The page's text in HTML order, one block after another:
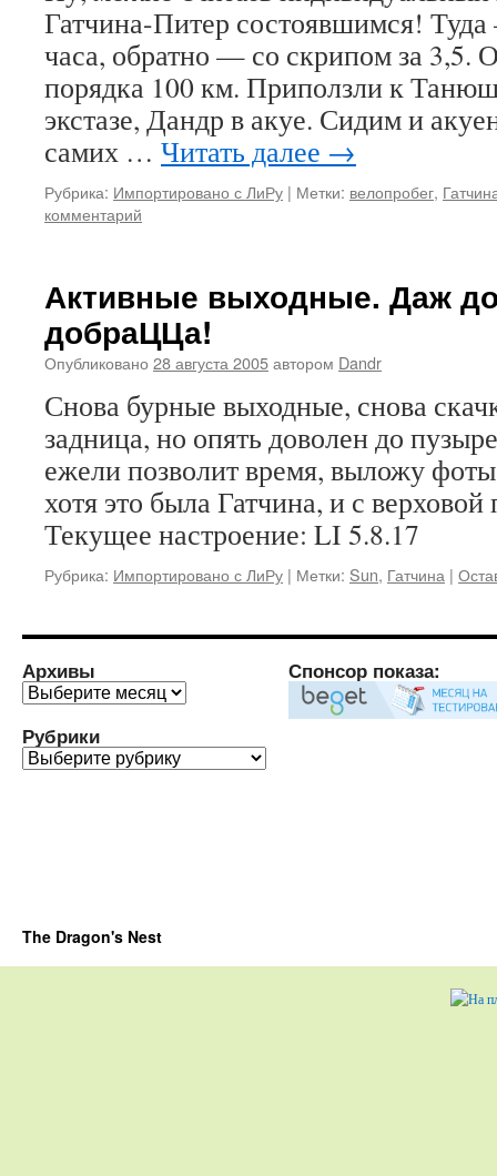
Гатчина-Питер состоявшимся!
часа, обратно — со скрипом за 3,5.
порядка 100 км. Приползли к
экстазе, Дандр в акуе. Сидим и
самих … Читать далее →
Рубрика: Импортировано с ЛиРу | Метки: велопробег,
комментарий
Активные выходные. Даж
добраЦЦа!
Опубликовано 28 августа 2005автором Dandr
Снова бурные выходные, снова
задница, но опять доволен до
ежели позволит время, выложу
хотя это была Гатчина, и с
Текущее настроение: LI 5.8.17
Рубрика: Импортировано с ЛиРу | Метки: Sun, Гатчина |
Архивы
Архивы
Рубрики
Рубрики
Спонсор показа:
The Dragon's Nest